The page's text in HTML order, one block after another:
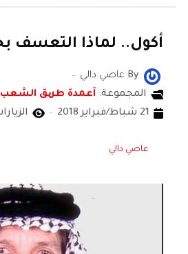
أكول.. لماذا التعسف
By عاصي دالي
المجموعة: آعمدة طریق الشعب
21 شباط/فبراير 2018
الزيارات:
عاصي دالي